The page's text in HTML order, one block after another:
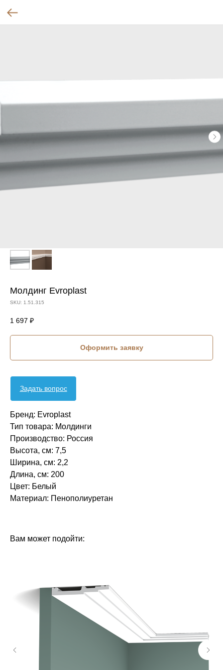
Молдинг Evroplast
SKU: 1.51.315
1 697 ₽
Оформить заявку
Задать вопрос
Бренд: Evroplast
Тип товара: Молдинги
Производство: Россия
Высота, см: 7,5
Ширина, см: 2,2
Длина, см: 200
Цвет: Белый
Материал: Пенополиуретан‎‎
Вам может подойти: